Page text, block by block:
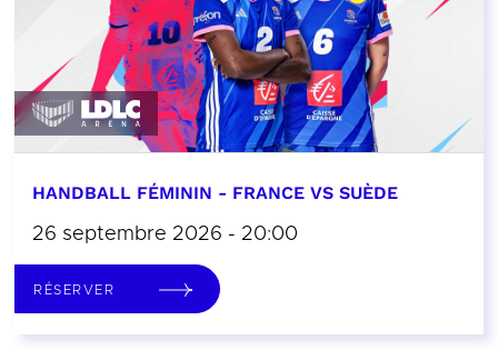
HANDBALL FÉMININ - FRANCE VS SUÈDE
26 septembre 2026 - 20:00
RÉSERVER